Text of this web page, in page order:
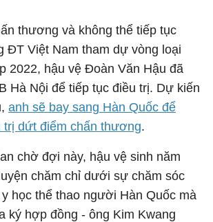
thương và không thể tiếp tục
ĐT Việt Nam tham dự vòng loại
2022, hậu vệ Đoàn Văn Hậu đã
Hà Nội để tiếp tục điều trị. Dự kiến
anh sẽ bay sang Hàn Quốc để
trị dứt điểm chấn thương.
chờ đợi này, hậu vệ sinh năm
chăm chỉ dưới sự chăm sóc
học thể thao người Hàn Quốc mà
ký hợp đồng - ông Kim Kwang